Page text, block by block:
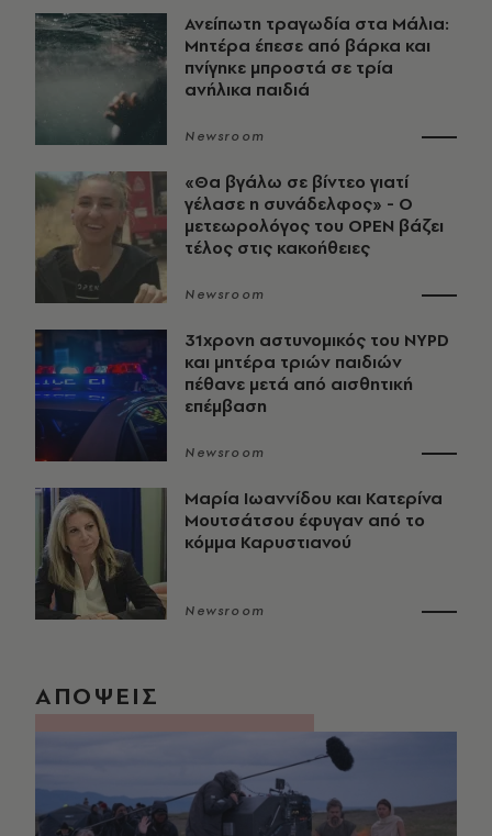
Ανείπωτη τραγωδία στα Μάλια:
Μητέρα έπεσε από βάρκα και
πνίγηκε μπροστά σε τρία
ανήλικα παιδιά
Newsroom
«Θα βγάλω σε βίντεο γιατί
γέλασε η συνάδελφος» - Ο
μετεωρολόγος του OPEN βάζει
τέλος στις κακοήθειες
Newsroom
31χρονη αστυνομικός του NYPD
και μητέρα τριών παιδιών
πέθανε μετά από αισθητική
επέμβαση
Newsroom
Μαρία Ιωαννίδου και Κατερίνα
Μουτσάτσου έφυγαν από το
κόμμα Καρυστιανού
Newsroom
ΑΠΟΨΕΙΣ